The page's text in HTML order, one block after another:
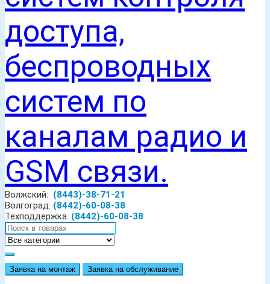
Волжский: (8443)-38-71-21
Волгоград: (8442)-60-08-38
Техподдержка: (8442)-60-08-38
Заявка на монтаж Заявка на обслуживание